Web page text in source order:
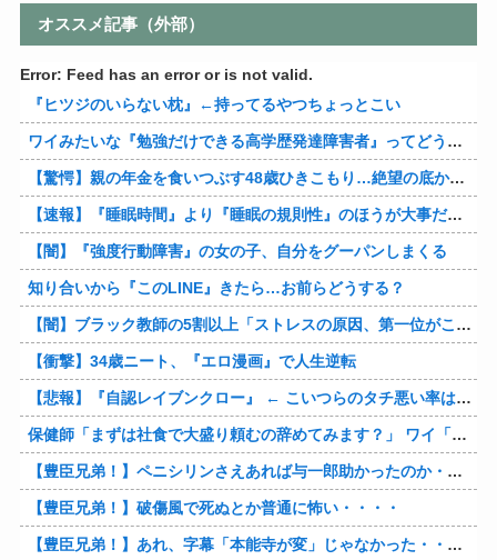
オススメ記事（外部）
Error: Feed has an error or is not valid.
『ヒツジのいらない枕』←持ってるやつちょっとこい
ワイみたいな『勉強だけできる高学歴発達障害者』ってどう生きたらいいんや？
【驚愕】親の年金を食いつぶす48歳ひきこもり…絶望の底から家族を救ったのは『障害基礎年金』だった
【速報】『睡眠時間』より『睡眠の規則性』のほうが大事だと判明
【闇】『強度行動障害』の女の子、自分をグーパンしまくる
知り合いから『このLINE』きたら…お前らどうする？
【闇】ブラック教師の5割以上「ストレスの原因、第一位がこれ」
【衝撃】34歳ニート、『エロ漫画』で人生逆転
【悲報】『自認レイブンクロー』 ← こいつらのタチ悪い率は異常
保健師「まずは社食で大盛り頼むの辞めてみます？」 ワイ「…食っちゃいけないものを売ってるのか？」
【豊臣兄弟！】ペニシリンさえあれば与一郎助かったのか・・・？
【豊臣兄弟！】破傷風で死ぬとか普通に怖い・・・・
【豊臣兄弟！】あれ、字幕「本能寺が変」じゃなかった・・・？